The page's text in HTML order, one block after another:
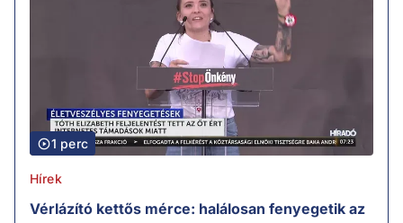
1 perc
Hírek
Vérlázító kettős mérce: halálosan fenyegetik az